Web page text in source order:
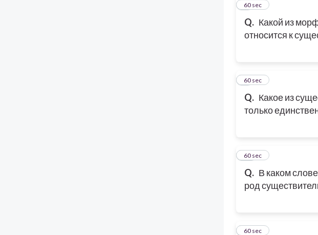
Q. Какой из
относится к
860 sec
Q. Какое из
только
960 sec
Q. В каком
род
10
60 sec
11
60 sec